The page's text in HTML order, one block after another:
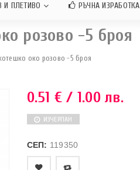
ПЛЕТИВО РЪЧНА ИЗРАБОТКА
розово -5 броя
око розово -5 броя
0.51 € / 1.00 лв.
ИЗЧЕРПАН
СЕП: 119350